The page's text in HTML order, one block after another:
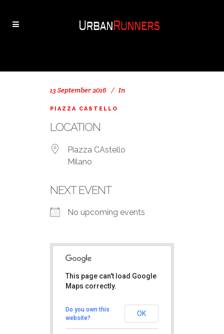
13 September 2016 In
PIAZZA CASTELLO
LOCATION
Piazza CAstello
Milano
NEXT EVENT
No upcoming events
Piazza
Castello
Milano
View Eventi
This page can't load Google
Maps correctly.
Do you own this
website?
OK